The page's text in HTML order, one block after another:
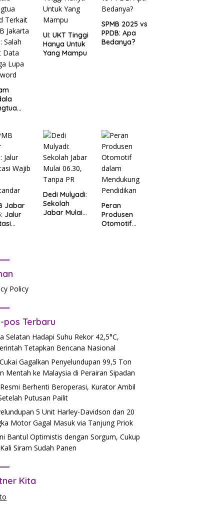
Salah
Lupa
UI: UKT Tinggi
Hanya Untuk
Yang Mampu
SPMB 2025 vs
PPDB: Apa
Bedanya?
Jabar
Jalur
Dedi Mulyadi:
Sekolah
Jabar Mulai
Peran
Produsen
Otomotif
Policy
pos Terbaru
Selatan Hadapi Suhu Rekor 42,5°C,
Tetapkan Bencana Nasional
Gagalkan Penyelundupan 99,5 Ton
Mentah ke Malaysia di Perairan Sipadan
Berhenti Beroperasi, Kurator Ambil
Putusan Pailit
5 Unit Harley-Davidson dan 20
Motor Gagal Masuk via Tanjung Priok
Bantul Optimistis dengan Sorgum, Cukup
Siram Sudah Panen
Kita